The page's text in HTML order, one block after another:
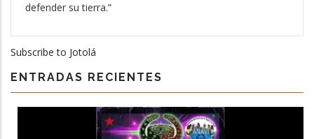
defender su tierra.”
Subscribe to Jotolá
ENTRADAS RECIENTES